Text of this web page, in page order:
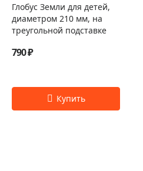
Глобус Земли для детей,
диаметром 210 мм, на
треугольной подставке
790 ₽